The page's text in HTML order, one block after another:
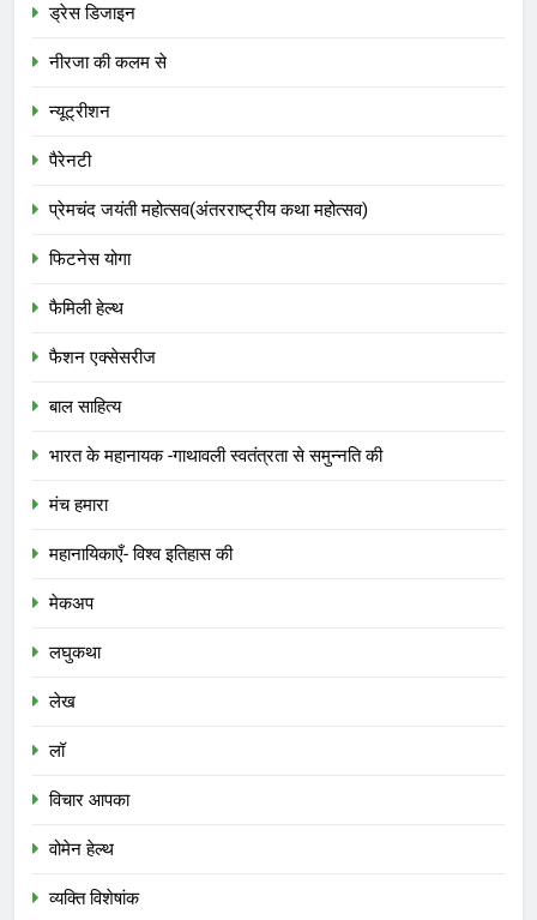
ड्रेस डिजाइन
नीरजा की कलम से
न्यूट्रीशन
पैरेनटी
प्रेमचंद जयंती महोत्सव(अंतरराष्ट्रीय कथा महोत्सव)
फिटनेस योगा
फैमिली हेल्थ
फैशन एक्सेसरीज
बाल साहित्य
भारत के महानायक -गाथावली स्वतंत्रता से समुन्नति की
मंच हमारा
महानायिकाएँ- विश्व इतिहास की
मेकअप
लघुकथा
लेख
लॉ
विचार आपका
वोमेन हेल्थ
व्यक्ति विशेषांक